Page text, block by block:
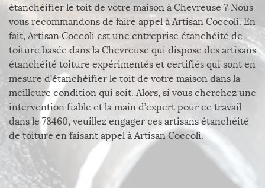
étanchéifier le toit de votre maison à Chevreuse ? Nous
vous recommandons de faire appel à Artisan Coccoli. En
fait, Artisan Coccoli est une entreprise étanchéité de
toiture basée dans la Chevreuse qui dispose des artisans
étanchéité toiture expérimentés et certifiés qui sont en
mesure d’étanchéifier le toit de votre maison dans la
meilleure condition qui soit. Alors, si vous cherchez une
intervention fiable et la main d’expert pour ce travail
dans le 78460, veuillez engager ces artisans étanchéité
de toiture en faisant appel à Artisan Coccoli.